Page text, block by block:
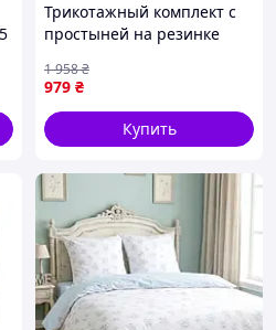
Трикотажный комплект с
простыней на резинке
светло-серого цвета
979 ₴
1 958₴
Купить